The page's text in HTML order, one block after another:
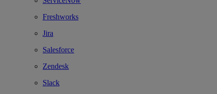
Freshworks
Jira
Salesforce
Zendesk
Slack